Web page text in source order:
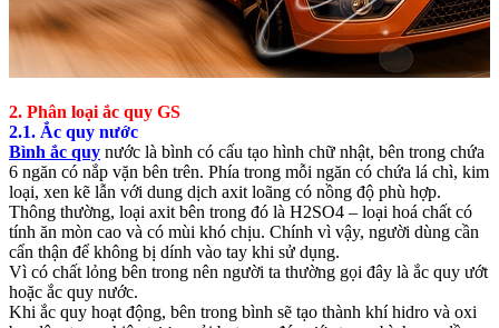
2. Phân loại ắc quy GS
2.1. Ắc quy nước
Bình ắc quy nước là bình có cấu tạo hình chữ nhật, bên trong chứa
6 ngăn có nắp vặn bên trên. Phía trong mỗi ngăn có chứa lá chì, kim
loại, xen kẽ lẫn với dung dịch axit loãng có nồng độ phù hợp.
Thông thường, loại axit bên trong đó là H2SO4 – loại hoá chất có
tính ăn mòn cao và có mùi khó chịu. Chính vì vậy, người dùng cần
cẩn thận để không bị dính vào tay khi sử dụng.
Vì có chất lỏng bên trong nên người ta thường gọi đây là ắc quy ướt
hoặc ắc quy nước.
Khi ắc quy hoạt động, bên trong bình sẽ tạo thành khí hidro và oxi